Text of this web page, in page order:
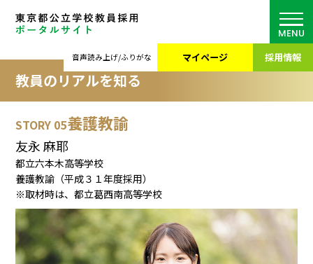
音声読み上げ/ふりがな マイページ 採用情報
MENU
教員のリアルを知る
STORY 05養護教諭
友永 麻耶
都立六本木高等学校
養護教諭（平成３１年度採用）
※取材時は、都立葛西南高等学校